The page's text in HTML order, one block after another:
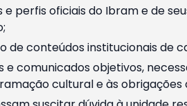
perfis oficiais do Ibram e de
de conteúdos institucionais de
e comunicados objetivos,
cultural e às